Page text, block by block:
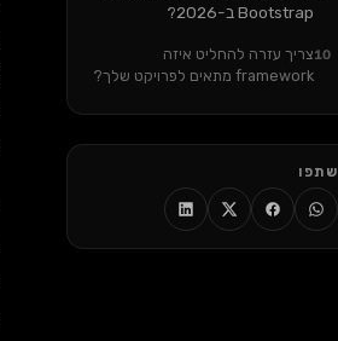
Bootstrap ב-2026?
10צריך עזרה להחליט איזה
framework מתאים לפרויקט שלך?
שתפו